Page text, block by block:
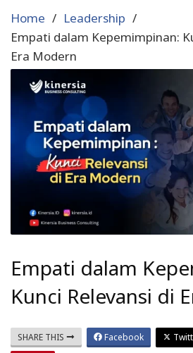
Home
Leadership
Empati dalam Kepemimpinan:
Era Modern
Empati dalam
Kunci Relevansi di
SHARE THIS Facebook